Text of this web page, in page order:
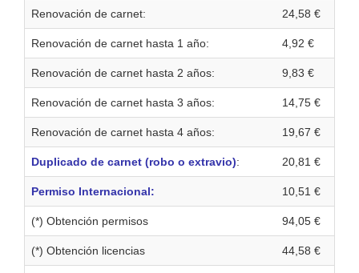
Renovación de carnet: 24,58 €
Renovación de carnet hasta 1 año: 4,92 €
Renovación de carnet hasta 2 años: 9,83 €
Renovación de carnet hasta 3 años: 14,75 €
Renovación de carnet hasta 4 años: 19,67 €
Duplicado de carnet (robo o extravio): 20,81 €
Permiso Internacional: 10,51 €
(*) Obtención permisos 94,05 €
(*) Obtención licencias 44,58 €